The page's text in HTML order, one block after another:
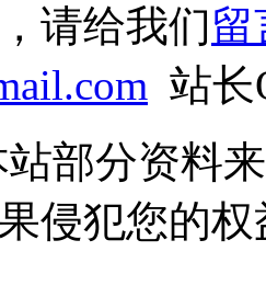
请给我们留
站长
部分资料
侵犯您的